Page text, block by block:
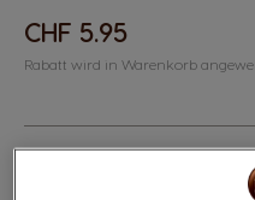
CHF 5.95
Rabatt wird in Warenkorb